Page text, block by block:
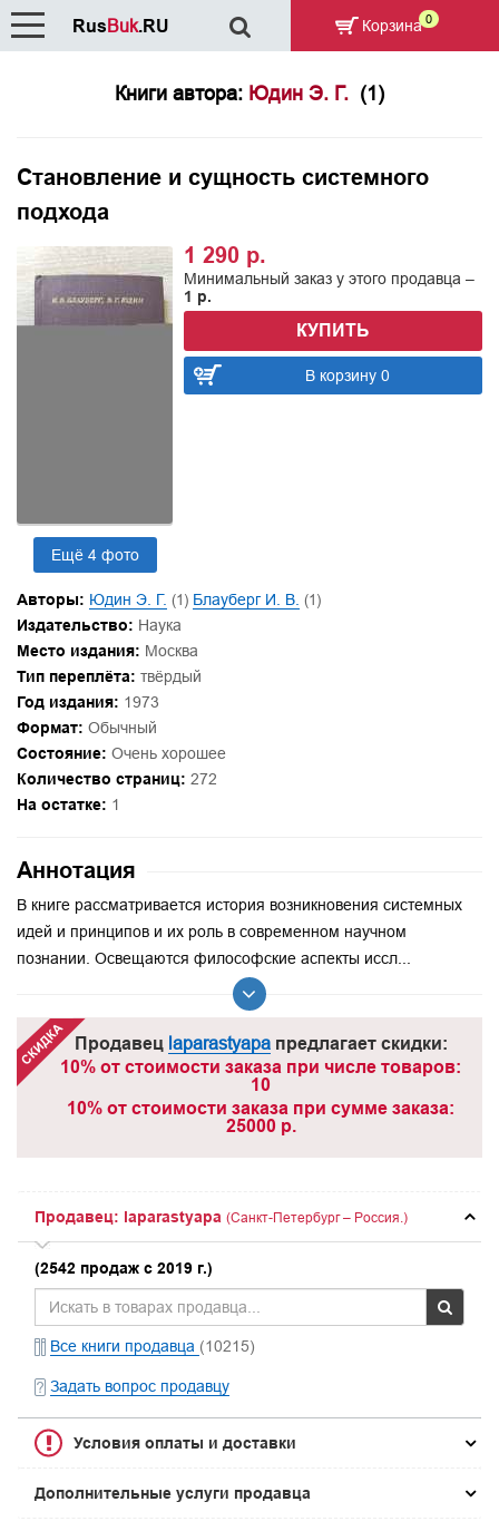
Книги автора: Юдин Э. Г. (1)
Становление и сущность системного
подхода
Ещё 4 фото
1 290 р.
Минимальный заказ у этого продавца –
1 р.
КУПИТЬ
В корзину 0
Авторы: Юдин Э. Г. (1) Блауберг И. В. (1)
Издательство: Наука
Место издания: Москва
Тип переплёта: твёрдый
Год издания: 1973
Формат: Обычный
Состояние: Очень хорошее
Количество страниц: 272
На остатке: 1
Аннотация
В книге рассматривается история возникновения системных
идей и принципов и их роль в современном научном
познании. Освещаются философские аспекты иссл...
Продавец laparastyapaпредлагает скидки:
10% от стоимости заказа при числе товаров:
10
10% от стоимости заказа при сумме заказа:
25000 р.
Продавец: laparastyapa (Санкт-Петербург – Россия.)
(2542 продаж с 2019 г.)
Все книги продавца (10215)
Задать вопрос продавцу
Условия оплаты и доставки
Дополнительные услуги продавца
RusBuk.RU Корзина 0